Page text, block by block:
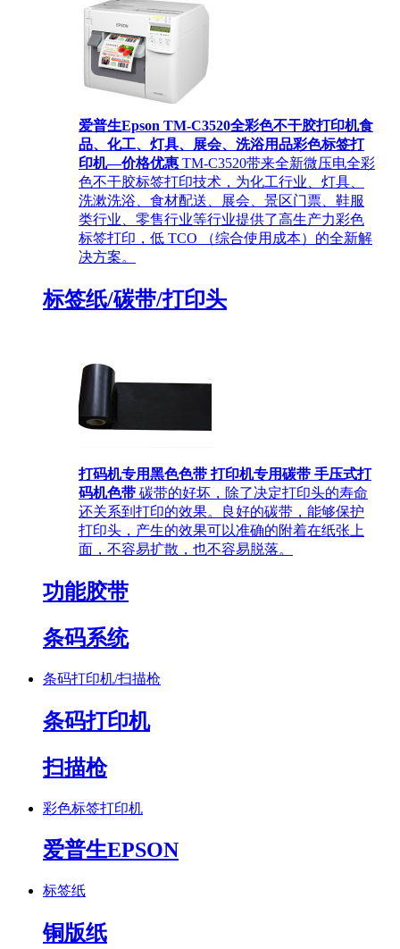
爱普生Epson TM-C3520全彩色不干胶打印机食
品、化工、灯具、展会、洗浴用品彩色标签打
印机—价格优惠 TM-C3520带来全新微压电全彩
色不干胶标签打印技术，为化工行业、灯具、
洗漱洗浴、食材配送、展会、景区门票、鞋服
类行业、零售行业等行业提供了高生产力彩色
标签打印，低 TCO （综合使用成本）的全新解
决方案。
标签纸/碳带/打印头
打码机专用黑色色带 打印机专用碳带 手压式打
码机色带 碳带的好坏，除了决定打印头的寿命
还关系到打印的效果。良好的碳带，能够保护
打印头，产生的效果可以准确的附着在纸张上
面，不容易扩散，也不容易脱落。
功能胶带
条码系统
条码打印机/扫描枪
条码打印机
扫描枪
彩色标签打印机
爱普生EPSON
标签纸
铜版纸